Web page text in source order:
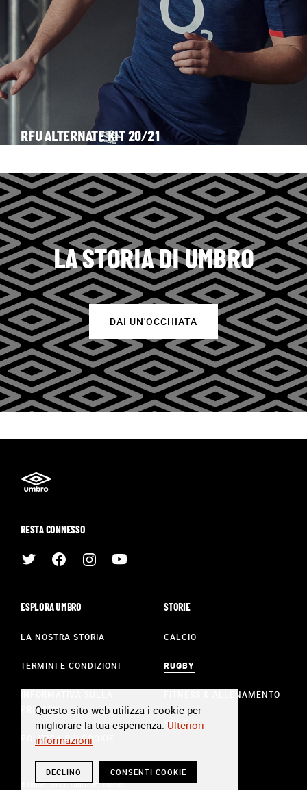
RFU ALTERNATE KIT 20/21
LA STORIA DI UMBRO
DAI UN'OCCHIATA
RESTA CONNESSO
ESPLORA UMBRO
LA NOSTRA STORIA
TERMINI E CONDIZIONI
PRIVACY
POLITICA SUI COOKIE
STORIE
CALCIO
RUGBY
FITNESS & ALLENAMENTO
STILE
© Umbro 2023. Tutti i diritti riservati.
Questo sito web utilizza i cookie per
migliorare la tua esperienza. Ulteriori
informazioni
DECLINO CONSENTI COOKIE